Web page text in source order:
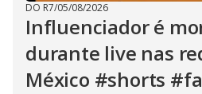
DO R7/05/08/2026
Influenciador é
durante live nas
México #shorts